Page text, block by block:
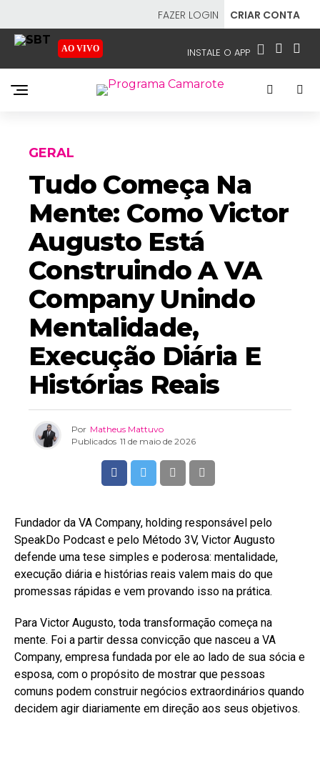
FAZER LOGIN CRIAR CONTA
AO VIVO INSTALE O APP
EMISSORAS
SBT - SISTEMA BRASILEIRO DE TELEVISÃO
GERAL
Tudo Começa Na
Mente: Como Victor
Augusto Está
Construindo A VA
Company Unindo
Mentalidade,
Execução Diária E
Histórias Reais
Por Matheus Mattuvo
Publicados 11 de maio de 2026
Fundador da VA Company, holding responsável pelo
SpeakDo Podcast e pelo Método 3V, Victor Augusto
defende uma tese simples e poderosa: mentalidade,
execução diária e histórias reais valem mais do que
promessas rápidas e vem provando isso na prática.
Para Victor Augusto, toda transformação começa na
mente. Foi a partir dessa convicção que nasceu a VA
Company, empresa fundada por ele ao lado de sua sócia e
esposa, com o propósito de mostrar que pessoas
comuns podem construir negócios extraordinários quando
decidem agir diariamente em direção aos seus objetivos.